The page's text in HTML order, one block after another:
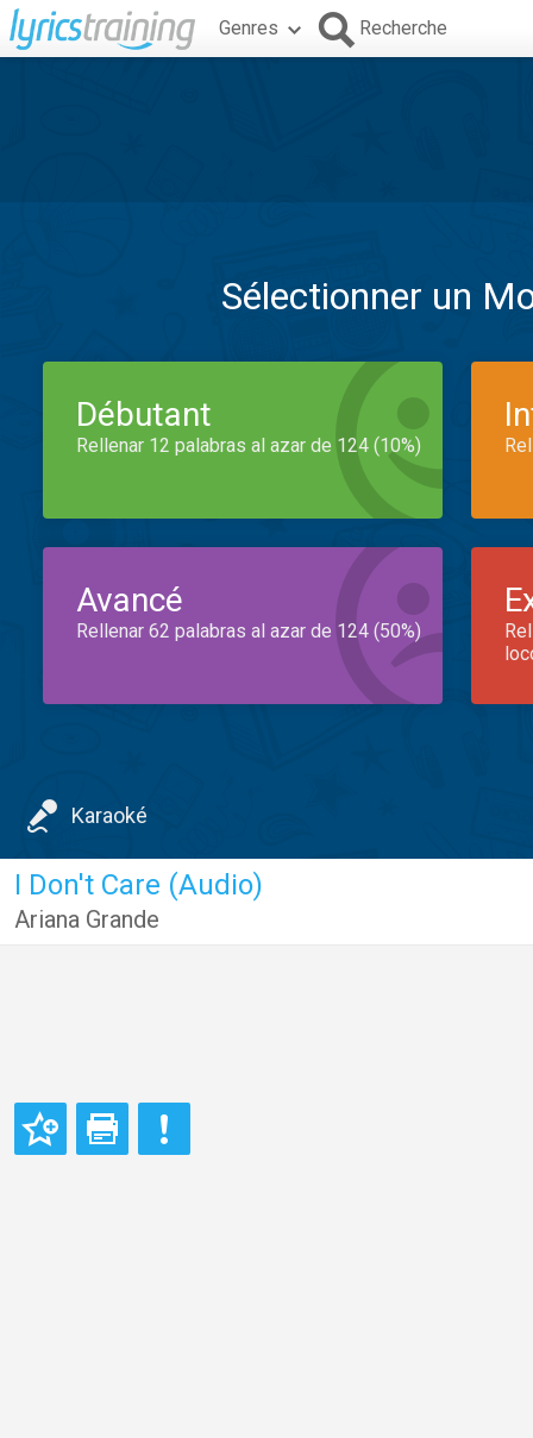
Genres Recherche
Sélectionner un
Débutant
Rellenar 12 palabras al azar de 124 (10%)
Avancé
Rellenar 62 palabras al azar de 124 (50%)
Karaoké
I Don't Care (Audio)
Ariana Grande